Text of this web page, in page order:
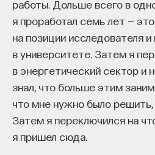
работы. Дольше всего в
я проработал семь лет —
на позиции исследователя
в университете. Затем я
в энергетический сектор и
знал, что больше этим
что мне нужно было
Затем я переключился на
я пришел сюда.
Постепенно я втянулась. Я
заниматься средневековой
я уже поступила на
непосредственная научная
Нина Александровна
Московского университета,
и по-прежнему преподаёт,
в качестве темы, даже не
мне источник, а это был